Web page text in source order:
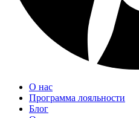
О нас
Программа лояльности
Блог